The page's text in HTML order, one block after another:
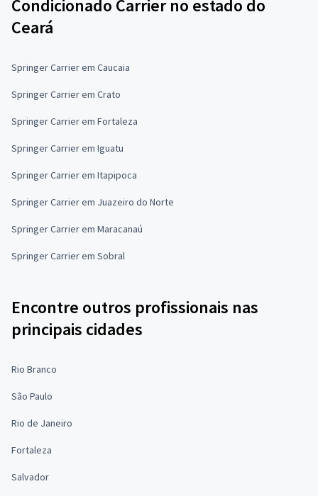
Condicionado Carrier no estado do
Ceará
Springer Carrier em Caucaia
Springer Carrier em Crato
Springer Carrier em Fortaleza
Springer Carrier em Iguatu
Springer Carrier em Itapipoca
Springer Carrier em Juazeiro do Norte
Springer Carrier em Maracanaú
Springer Carrier em Sobral
Encontre outros profissionais nas
principais cidades
Rio Branco
São Paulo
Rio de Janeiro
Fortaleza
Salvador